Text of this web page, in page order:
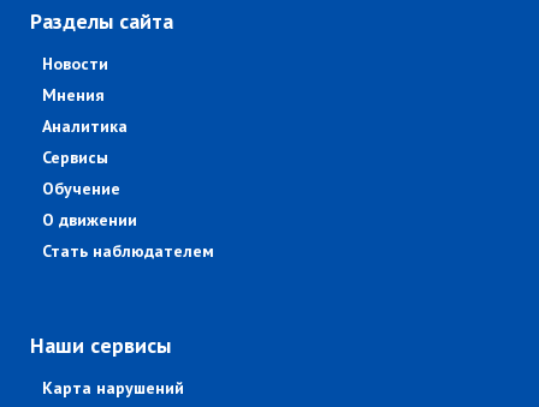
Разделы сайта
Новости
Мнения
Аналитика
Сервисы
Обучение
О движении
Стать наблюдателем
Наши сервисы
Карта нарушений